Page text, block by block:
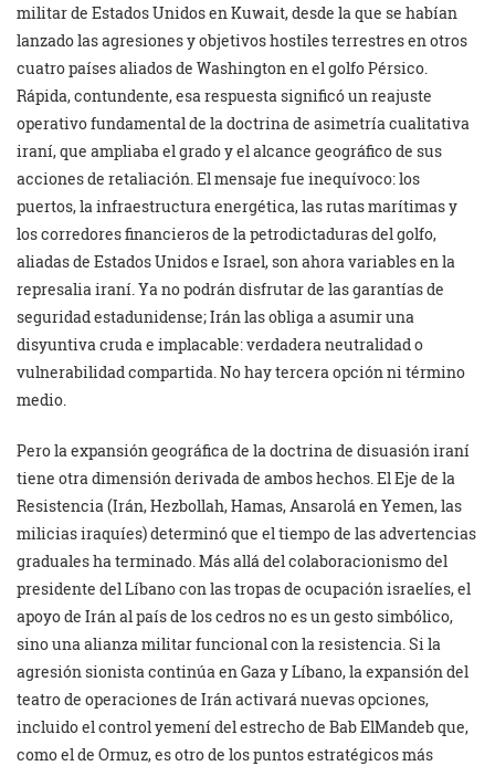
militar de Estados Unidos en Kuwait, desde la que se habían
lanzado las agresiones y objetivos hostiles terrestres en otros
cuatro países aliados de Washington en el golfo Pérsico.
Rápida, contundente, esa respuesta significó un reajuste
operativo fundamental de la doctrina de asimetría cualitativa
iraní, que ampliaba el grado y el alcance geográfico de sus
acciones de retaliación. El mensaje fue inequívoco: los
puertos, la infraestructura energética, las rutas marítimas y
los corredores financieros de la petrodictaduras del golfo,
aliadas de Estados Unidos e Israel, son ahora variables en la
represalia iraní. Ya no podrán disfrutar de las garantías de
seguridad estadunidense; Irán las obliga a asumir una
disyuntiva cruda e implacable: verdadera neutralidad o
vulnerabilidad compartida. No hay tercera opción ni término
medio.
Pero la expansión geográfica de la doctrina de disuasión iraní
tiene otra dimensión derivada de ambos hechos. El Eje de la
Resistencia (Irán, Hezbollah, Hamas, Ansarolá en Yemen, las
milicias iraquíes) determinó que el tiempo de las advertencias
graduales ha terminado. Más allá del colaboracionismo del
presidente del Líbano con las tropas de ocupación israelíes, el
apoyo de Irán al país de los cedros no es un gesto simbólico,
sino una alianza militar funcional con la resistencia. Si la
agresión sionista continúa en Gaza y Líbano, la expansión del
teatro de operaciones de Irán activará nuevas opciones,
incluido el control yemení del estrecho de Bab ElMandeb que,
como el de Ormuz, es otro de los puntos estratégicos más